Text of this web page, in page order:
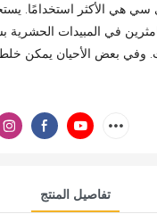
50% إي سي هي الأكثر
في المبيدات
تفاصيل المنتج